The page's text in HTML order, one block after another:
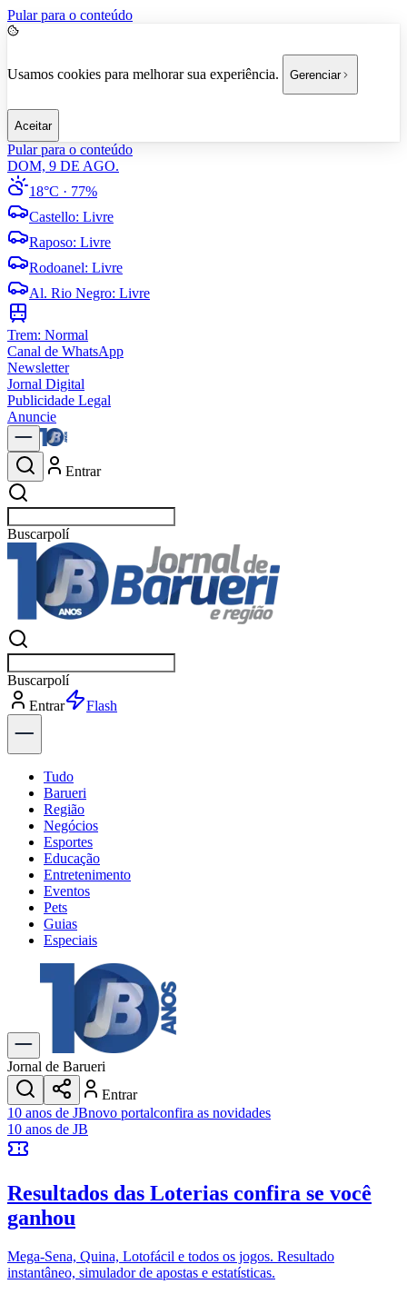
Pular para o conteúdo
Usamos cookies para melhorar sua experiência. Gerenciar
Aceitar
Pular para o conteúdo
DOM, 9 DE AGO.
18°C · 77%
Castello: Livre
Raposo: Livre
Rodoanel: Livre
Al. Rio Negro: Livre
Trem: Normal
Canal de WhatsApp
Newsletter
Jornal Digital
Publicidade Legal
Anuncie
Entrar
Buscarnotíci
Buscarnotíci
Entrar
Explorar
Tudo
Barueri
Região
Negócios
Esportes
Educação
Entretenimento
Eventos
Pets
Guias
Especiais
Explore Tudo
Últimas Notícias
Previsão do Tempo
Trânsito e Rotas
Dia a Dia & Lazer
Transportes
Gastronomia
Cinema & Shows
JogosNovo
Anuncie no Portal
Cadastrar Empresa
Divulgar Vagas
Política
Jornal de Barueri
Entrar
10 anos de JBnovo portalconfira as novidades
10 anos de JB
Resultados das Loterias confira se você
ganhou
Mega-Sena, Quina, Lotofácil e todos os jogos. Resultado
instantâneo, simulador de apostas e estatísticas.